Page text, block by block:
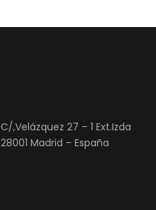
C/,Velázquez 27 – 1 Ext.Izda
28001 Madrid – España